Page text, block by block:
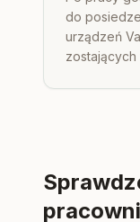
do
urządzeń
zostających